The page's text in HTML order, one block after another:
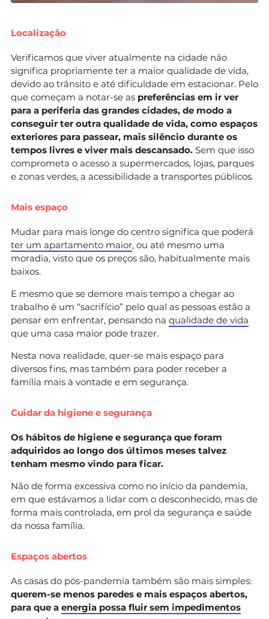
Localização
Verificamos que viver atualmente na cidade não
significa propriamente ter a maior qualidade de vida,
devido ao trânsito e até dificuldade em estacionar. Pelo
que começam a notar-se as preferências em ir ver
para a periferia das grandes cidades, de modo a
conseguir ter outra qualidade de vida, como espaços
exteriores para passear, mais silêncio durante os
tempos livres e viver mais descansado. Sem que isso
comprometa o acesso a supermercados, lojas, parques
e zonas verdes, a acessibilidade a transportes públicos.
Mais espaço
Mudar para mais longe do centro significa que poderá
ter um apartamento maior, ou até mesmo uma
moradia, visto que os preços são, habitualmente mais
baixos.
E mesmo que se demore mais tempo a chegar ao
trabalho é um “sacrifício” pelo qual as pessoas estão a
pensar em enfrentar, pensando na qualidade de vida
que uma casa maior pode trazer.
Nesta nova realidade, quer-se mais espaço para
diversos fins, mas também para poder receber a
família mais à vontade e em segurança.
Cuidar da higiene e segurança
Os hábitos de higiene e segurança que foram
adquiridos ao longo dos últimos meses talvez
tenham mesmo vindo para ficar.
Não de forma excessiva como no início da pandemia,
em que estávamos a lidar com o desconhecido, mas de
forma mais controlada, em prol da segurança e saúde
da nossa família.
Espaços abertos
As casas do pós-pandemia também são mais simples:
querem-se menos paredes e mais espaços abertos,
para que a energia possa fluir sem impedimentos